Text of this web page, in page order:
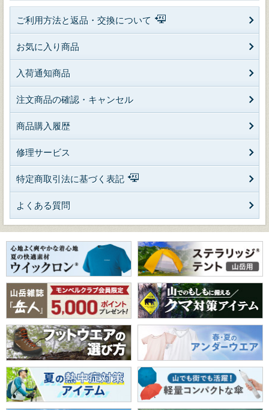
ご利用方法と返品・交換について
お気に入り商品
入荷通知商品
注文商品の確認・キャンセル
商品購入履歴
修理サービス
特定商取引法に基づく表記
よくある質問